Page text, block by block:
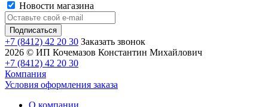
Новости магазина
+7 (8412) 42 20 30 Заказать звонок
2026 © ИП Кочемазов Константин Михайлович
+7 (8412) 42 20 30
Компания
Условия оформления заказа